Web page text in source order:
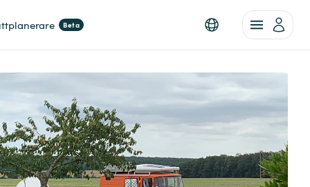
Beta